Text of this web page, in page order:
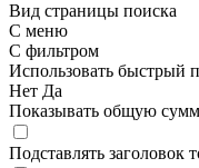
Вид страницы поиска
С меню
С фильтром
Использовать быстрый
Нет Да
Показывать общую
Подставлять заголовок